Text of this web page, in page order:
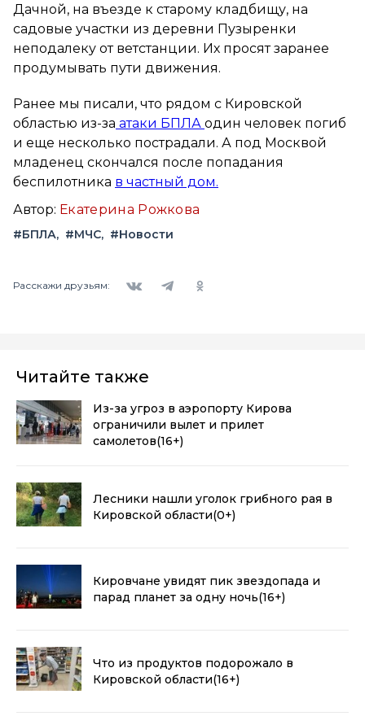
Дачной, на въезде к старому кладбищу, на
садовые участки из деревни Пузыренки
неподалеку от ветстанции. Их просят заранее
продумывать пути движения.
Ранее мы писали, что рядом с Кировской
областью из-за атаки БПЛА один человек погиб
и еще несколько пострадали. А под Москвой
младенец скончался после попадания
беспилотника в частный дом.
Автор: Екатерина Рожкова
#БПЛА #МЧС #Новости
Расскажи друзьям:
Читайте также
Из-за угроз в аэропорту Кирова
ограничили вылет и прилет
самолетов(16+)
Лесники нашли уголок грибного рая в
Кировской области(0+)
Кировчане увидят пик звездопада и
парад планет за одну ночь(16+)
Что из продуктов подорожало в
Кировской области(16+)